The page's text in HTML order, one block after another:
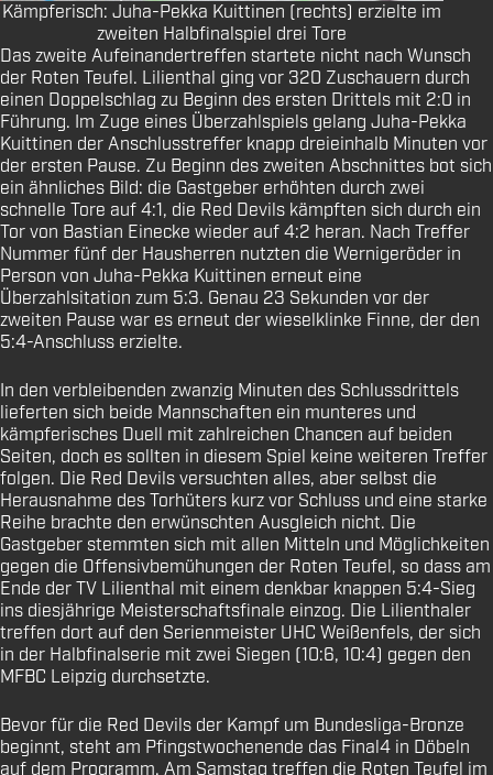
Kämpferisch: Juha-Pekka Kuittinen (rechts) erzielte im
zweiten Halbfinalspiel drei Tore
Das zweite Aufeinandertreffen startete nicht nach Wunsch
der Roten Teufel. Lilienthal ging vor 320 Zuschauern durch
einen Doppelschlag zu Beginn des ersten Drittels mit 2:0 in
Führung. Im Zuge eines Überzahlspiels gelang Juha-Pekka
Kuittinen der Anschlusstreffer knapp dreieinhalb Minuten vor
der ersten Pause. Zu Beginn des zweiten Abschnittes bot sich
ein ähnliches Bild: die Gastgeber erhöhten durch zwei
schnelle Tore auf 4:1, die Red Devils kämpften sich durch ein
Tor von Bastian Einecke wieder auf 4:2 heran. Nach Treffer
Nummer fünf der Hausherren nutzten die Wernigeröder in
Person von Juha-Pekka Kuittinen erneut eine
Überzahlsitation zum 5:3. Genau 23 Sekunden vor der
zweiten Pause war es erneut der wieselklinke Finne, der den
5:4-Anschluss erzielte.
In den verbleibenden zwanzig Minuten des Schlussdrittels
lieferten sich beide Mannschaften ein munteres und
kämpferisches Duell mit zahlreichen Chancen auf beiden
Seiten, doch es sollten in diesem Spiel keine weiteren Treffer
folgen. Die Red Devils versuchten alles, aber selbst die
Herausnahme des Torhüters kurz vor Schluss und eine starke
Reihe brachte den erwünschten Ausgleich nicht. Die
Gastgeber stemmten sich mit allen Mitteln und Möglichkeiten
gegen die Offensivbemühungen der Roten Teufel, so dass am
Ende der TV Lilienthal mit einem denkbar knappen 5:4-Sieg
ins diesjährige Meisterschaftsfinale einzog. Die Lilienthaler
treffen dort auf den Serienmeister UHC Weißenfels, der sich
in der Halbfinalserie mit zwei Siegen (10:6, 10:4) gegen den
MFBC Leipzig durchsetzte.
Bevor für die Red Devils der Kampf um Bundesliga-Bronze
beginnt, steht am Pfingstwochenende das Final4 in Döbeln
auf dem Programm. Am Samstag treffen die Roten Teufel im